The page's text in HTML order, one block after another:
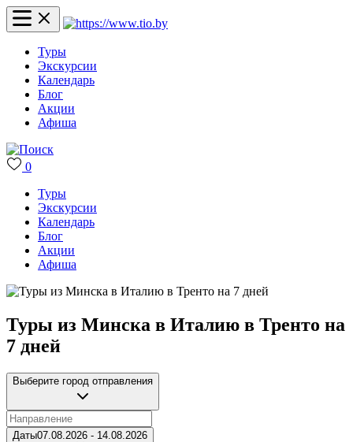
Туры
Экскурсии
Календарь
Блог
Акции
Афиша
0
Туры
Экскурсии
Календарь
Блог
Акции
Афиша
Туры из Минска в Италию в Тренто на
7 дней
Выберите город отправления
Даты07.08.2026 - 14.08.2026